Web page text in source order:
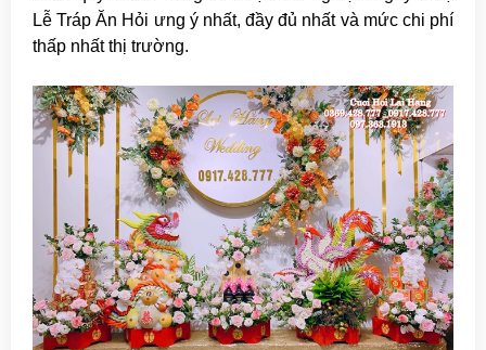
LễTráp Ăn Hỏi ưng ý nhất, đầy đủ nhất và mức chi phí
thấp nhất thị trường.